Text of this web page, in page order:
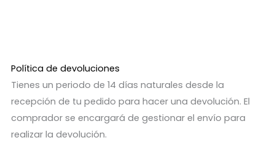
Política de devoluciones
Tienes un periodo de 14 días naturales desde la
recepción de tu pedido para hacer una devolución. El
comprador se encargará de gestionar el envío para
realizar la devolución.